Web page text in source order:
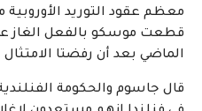
معظم عقود التوريد الأوروبية
قطعت موسكو بالفعل الغاز عن
الماضي بعد أن رفضتا
قال جاسوم والحكومة